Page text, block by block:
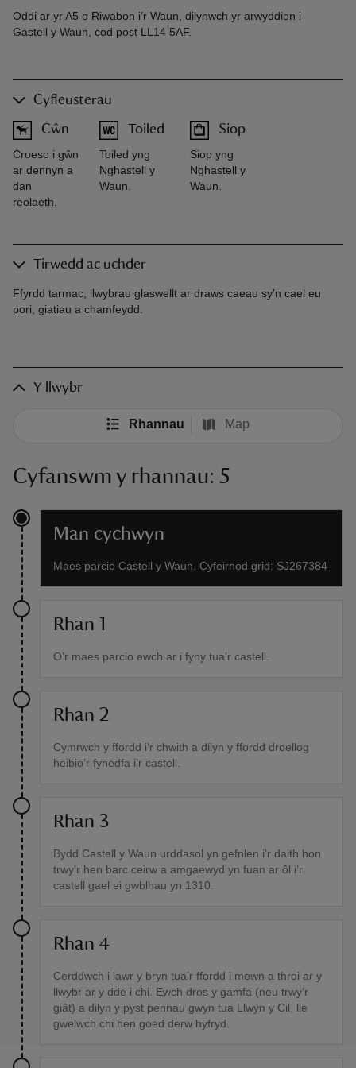
Oddi ar yr A5 o Riwabon i’r Waun, dilynwch yr arwyddion i
Gastell y Waun, cod post LL14 5AF.
Cyfleusterau
Cŵn
Croeso i gŵn
ar dennyn a
dan
reolaeth.
Toiled
Toiled yng
Nghastell y
Waun.
Siop
Siop yng
Nghastell y
Waun.
Tirwedd ac uchder
Ffyrdd tarmac, llwybrau glaswellt ar draws caeau sy’n cael eu
pori, giatiau a chamfeydd.
Y llwybr
Rhannau Map
Cyfanswm y rhannau: 5
Man cychwyn
Maes parcio Castell y Waun. Cyfeirnod grid: SJ267384
Rhan 1
O’r maes parcio ewch ar i fyny tua’r castell.
Rhan 2
Cymrwch y ffordd i’r chwith a dilyn y ffordd droellog
heibio’r fynedfa i’r castell.
Rhan 3
Bydd Castell y Waun urddasol yn gefnlen i’r daith hon
trwy’r hen barc ceirw a amgaewyd yn fuan ar ôl i’r
castell gael ei gwblhau yn 1310.
Rhan 4
Cerddwch i lawr y bryn tua’r ffordd i mewn a throi ar y
llwybr ar y dde i chi. Ewch dros y gamfa (neu trwy’r
giât) a dilyn y pyst pennau gwyn tua Llwyn y Cil, lle
gwelwch chi hen goed derw hyfryd.